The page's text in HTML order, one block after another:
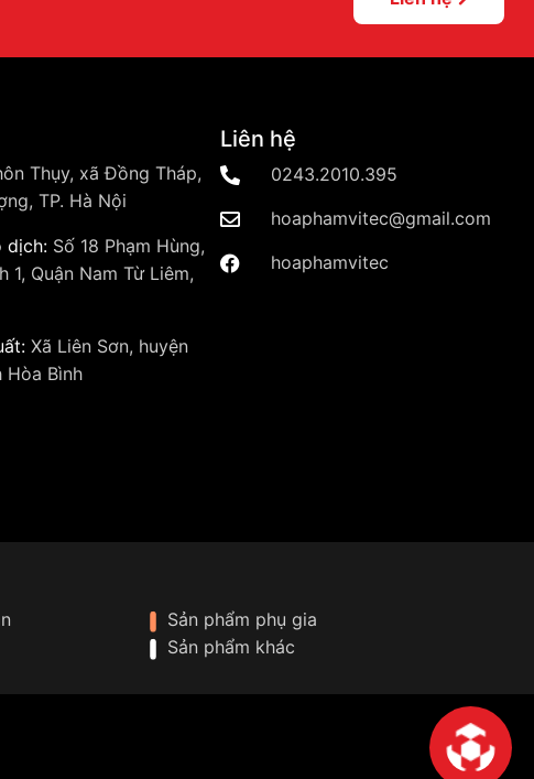
Thụy, xã Đồng Tháp,
TP. Hà Nội
dịch:Số 18 Phạm Hùng,
1, Quận Nam Từ Liêm,
Xã Liên Sơn, huyện
Hòa Bình
Liên hệ
0243.2010.395
hoaphamvitec@gmail.com
hoaphamvitec
Sản phẩm phụ gia
Sản phẩm khác